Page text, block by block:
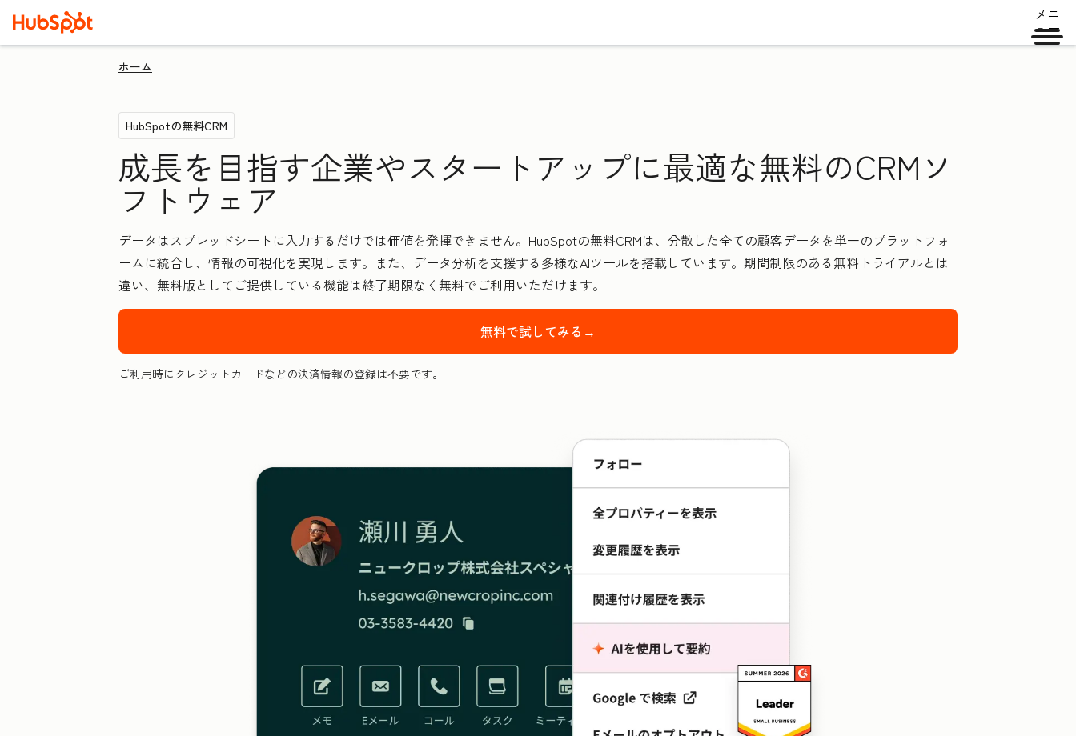
メニ
ュー
ホーム
HubSpotの無料CRM
成長を目指す企業やスタートアップに最適な無料のCRMソ
フトウェア
データはスプレッドシートに入力するだけでは価値を発揮できません。HubSpotの無料CRMは、分散した全ての顧客データを単一のプラットフォ
ームに統合し、情報の可視化を実現します。また、データ分析を支援する多様なAIツールを搭載しています。期間制限のある無料トライアルとは
違い、無料版としてご提供している機能は終了期限なく無料でご利用いただけます。
無料で試してみる→
ご利用時にクレジットカードなどの決済情報の登録は不要です。